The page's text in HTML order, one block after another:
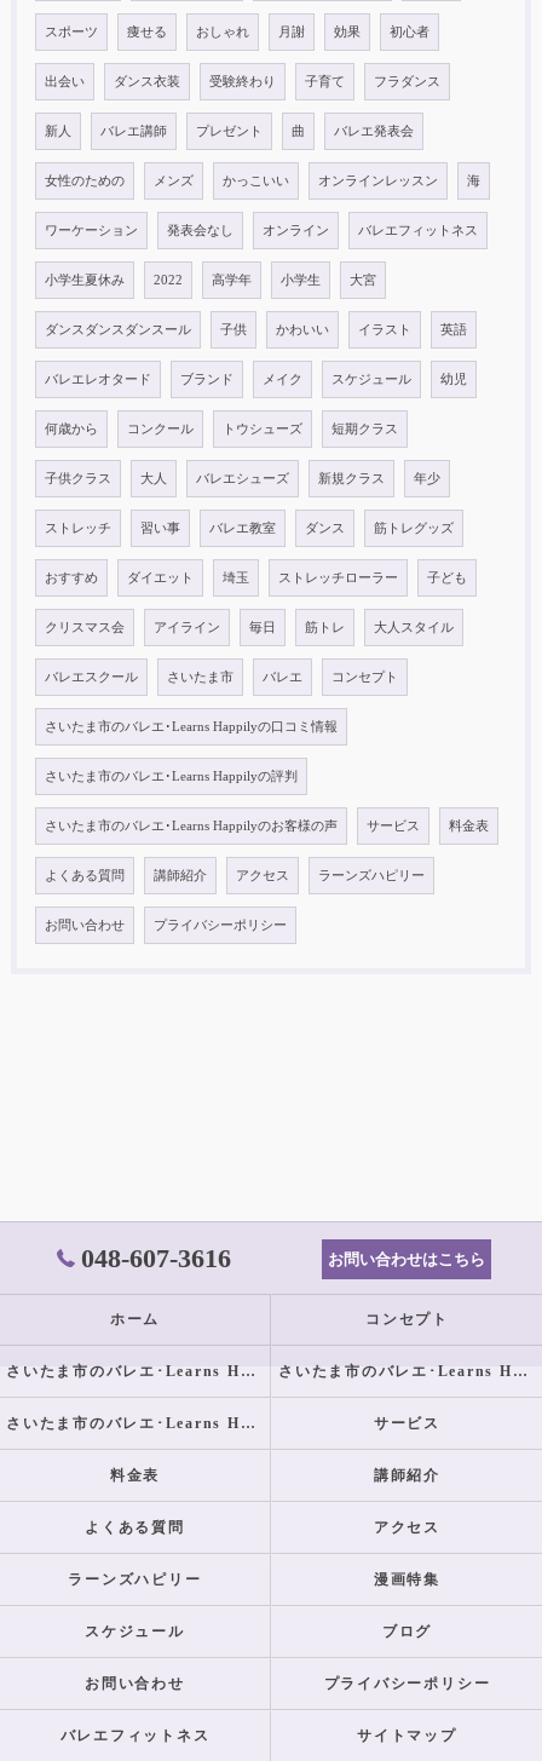
スポーツ 痩せる おしゃれ 月謝 効果 初心者
出会い ダンス衣装 受験終わり 子育て フラダンス
新人 バレエ講師 プレゼント 曲 バレエ発表会
女性のための メンズ かっこいい オンラインレッスン 海
ワーケーション 発表会なし オンライン バレエフィットネス
小学生夏休み 2022 高学年 小学生 大宮
ダンスダンスダンスール 子供 かわいい イラスト 英語
バレエレオタード ブランド メイク スケジュール 幼児
何歳から コンクール トウシューズ 短期クラス
子供クラス 大人 バレエシューズ 新規クラス 年少
ストレッチ 習い事 バレエ教室 ダンス 筋トレグッズ
おすすめ ダイエット 埼玉 ストレッチローラー 子ども
クリスマス会 アイライン 毎日 筋トレ 大人スタイル
バレエスクール さいたま市 バレエ コンセプト
さいたま市のバレエ･Learns Happilyの口コミ情報
さいたま市のバレエ･Learns Happilyの評判
さいたま市のバレエ･Learns Happilyのお客様の声 サービス 料金表
よくある質問 講師紹介 アクセス ラーンズハピリー
お問い合わせ プライバシーポリシー
048-607-3616 お問い合わせはこちら
ホーム コンセプト
さいたま市のバレエ･Learns Happilyの口コミ情報 さいたま市のバレエ･Learns Happilyの評判
さいたま市のバレエ･Learns Happilyのお客様の声 サービス
料金表 講師紹介
よくある質問 アクセス
ラーンズハピリー 漫画特集
スケジュール ブログ
お問い合わせ プライバシーポリシー
バレエフィットネス サイトマップ